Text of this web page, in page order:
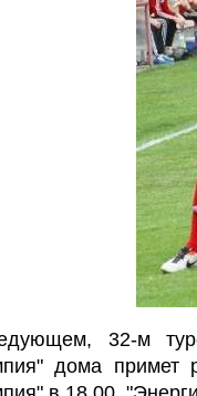
32-м
дома примет